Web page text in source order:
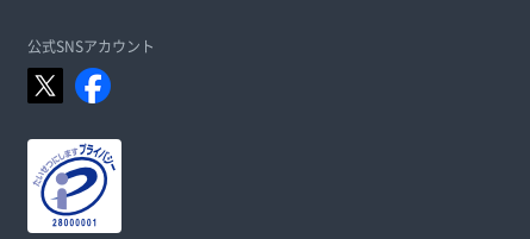
公式SNSアカウント